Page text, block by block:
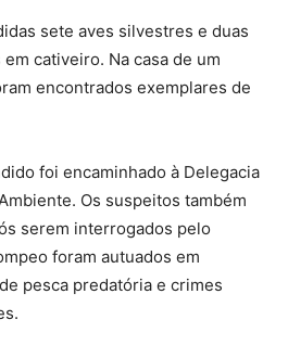
sete aves silvestres e duas
cativeiro. Na casa de um
encontrados exemplares de
foi encaminhado à Delegacia
Os suspeitos também
serem interrogados pelo
foram autuados em
pesca predatória e crimes